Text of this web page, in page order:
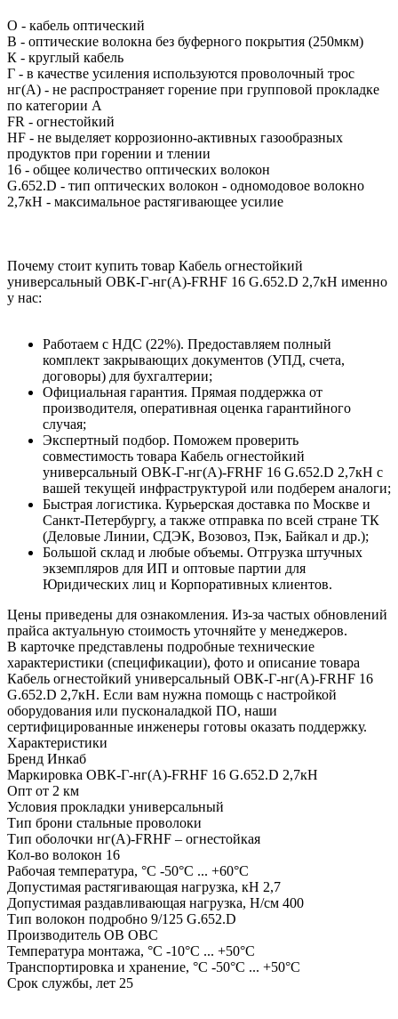
О - кабель оптический
В - оптические волокна без буферного покрытия (250мкм)
К - круглый кабель
Г - в качестве усиления используются проволочный трос
нг(A) - не распространяет горение при групповой прокладке
по категории А
FR - огнестойкий
HF - не выделяет коррозионно-активных газообразных
продуктов при горении и тлении
16 - общее количество оптических волокон
G.652.D - тип оптических волокон - одномодовое волокно
2,7кН - максимальное растягивающее усилие
Почему стоит купить товар Кабель огнестойкий
универсальный ОВК-Г-нг(А)-FRHF 16 G.652.D 2,7кН именно
у нас:
Работаем с НДС (22%). Предоставляем полный
комплект закрывающих документов (УПД, счета,
договоры) для бухгалтерии;
Официальная гарантия. Прямая поддержка от
производителя, оперативная оценка гарантийного
случая;
Экспертный подбор. Поможем проверить
совместимость товара Кабель огнестойкий
универсальный ОВК-Г-нг(А)-FRHF 16 G.652.D 2,7кН с
вашей текущей инфраструктурой или подберем аналоги;
Быстрая логистика. Курьерская доставка по Москве и
Санкт-Петербургу, а также отправка по всей стране ТК
(Деловые Линии, СДЭК, Возовоз, Пэк, Байкал и др.);
Большой склад и любые объемы. Отгрузка штучных
экземпляров для ИП и оптовые партии для
Юридических лиц и Корпоративных клиентов.
Цены приведены для ознакомления. Из‑за частых обновлений
прайса актуальную стоимость уточняйте у менеджеров.
В карточке представлены подробные технические
характеристики (спецификации), фото и описание товара
Кабель огнестойкий универсальный ОВК-Г-нг(А)-FRHF 16
G.652.D 2,7кН. Если вам нужна помощь с настройкой
оборудования или пусконаладкой ПО, наши
сертифицированные инженеры готовы оказать поддержку.
Характеристики
Бренд Инкаб
Маркировка ОВК-Г-нг(А)-FRHF 16 G.652.D 2,7кН
Опт от 2 км
Условия прокладки универсальный
Тип брони стальные проволоки
Тип оболочки нг(А)-FRHF – огнестойкая
Кол-во волокон 16
Рабочая температура, °С -50°C ... +60°C
Допустимая растягивающая нагрузка, кН 2,7
Допустимая раздавливающая нагрузка, Н/см 400
Тип волокон подробно 9/125 G.652.D
Производитель ОВ ОВС
Температура монтажа, °С -10°C ... +50°C
Транспортировка и хранение, °С -50°C ... +50°C
Срок службы, лет 25